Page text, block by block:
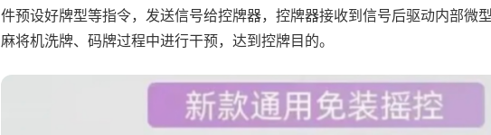
件预设好牌型等指令，发送信号给控牌器，控牌器接收到信号后驱动内部微
麻将机洗牌、码牌过程中进行干预，达到控牌目的。